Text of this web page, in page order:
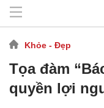
Khỏe - Đẹp
Tọa đàm
quyền lợi